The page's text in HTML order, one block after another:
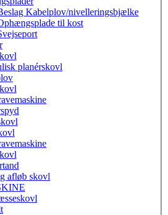
Kabelplov/nivelleringsbjælke
til kost
planérskovl
afløb skovl